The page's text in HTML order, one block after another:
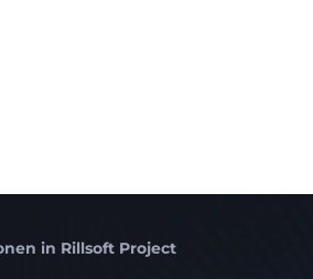
in Rillsoft Project